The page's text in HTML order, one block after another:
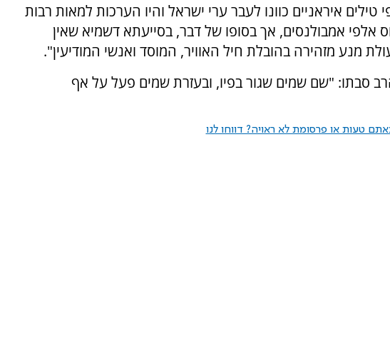
איראניים כוונו לעבר ערי ישראל והיו הערכות למאות רבות
אלפי אמבולנסים, אך בסופו של דבר, בסייעתא דשמיא שאין
מנע מזהירה בהובלת חיל האוויר, המוסד ואנשי המודיעין".
סבתו: "שם שמים שגור בפיו, ובעזרת שמים פעל על אף
טעות או פרסומת לא ראויה? דווחו לנו